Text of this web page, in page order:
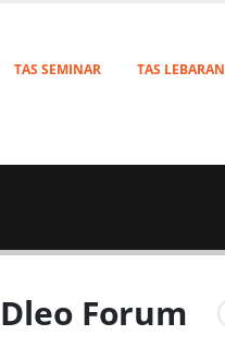
TAS SEMINAR TAS LEBARAN
Forum